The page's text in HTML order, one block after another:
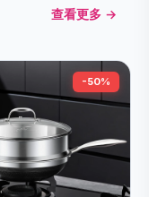
查看更多 →
-50%